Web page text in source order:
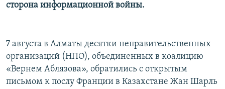
сторона информационной войны.
7 августа в Алматы десятки неправительственных
организаций (НПО), объединенных в коалицию
«Вернем Аблязова», обратились с открытым
письмом к послу Франции в Казахстане Жан Шарль